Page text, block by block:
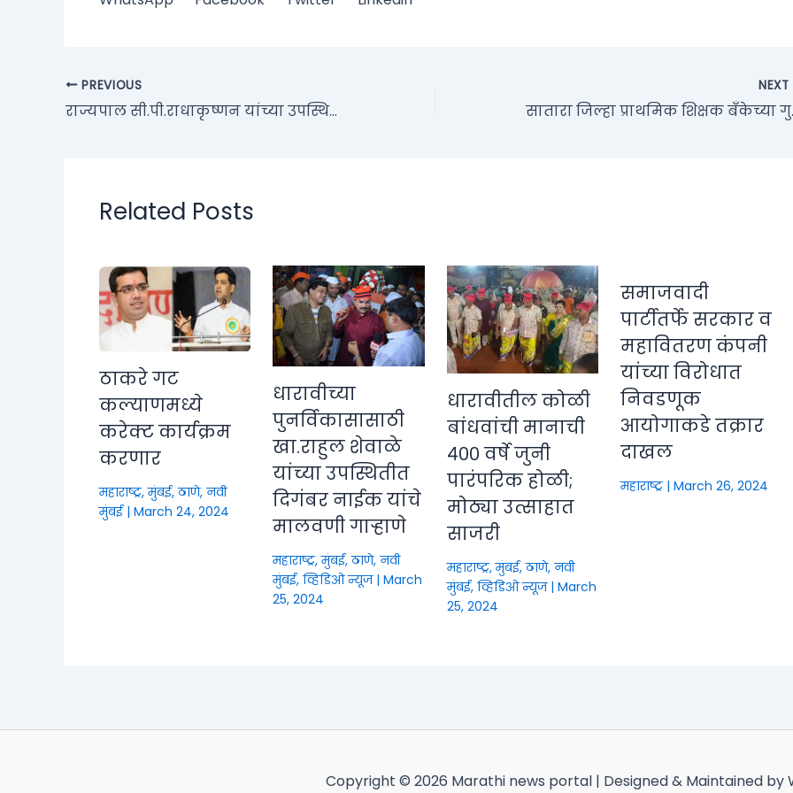
PREVIOUS
राज्यपाल सी.पी.राधाकृष्णन यांच्या उपस्थितीत प्रवरा आरोग्य अभिमत विद्यापीठाचा पदवीदान समारंभ संपन्न
NEXT
सातारा
Related Posts
ठाकरे गट
कल्याणमध्ये
करेक्ट कार्यक्रम
करणार
महाराष्ट्र,मुंबई, ठाणे, नवी
मुंबई| March 24, 2024
धारावीच्या
पुनर्विकासासाठी
खा.राहुल शेवाळे
यांच्या उपस्थितीत
दिगंबर नाईक यांचे
मालवणी गाऱ्हाणे
महाराष्ट्र,मुंबई, ठाणे, नवी
मुंबई,व्हिडिओ न्यूज|March
25, 2024
धारावीतील कोळी
बांधवांची मानाची
४०० वर्षे जुनी
पारंपरिक होळी;
मोठ्या उत्साहात
साजरी
महाराष्ट्र,मुंबई, ठाणे, नवी
मुंबई, व्हिडिओ न्यूज| March
25, 2024
समाजवादी
पार्टीतर्फे सरकार व
महावितरण कंपनी
यांच्या विरोधात
निवडणूक
आयोगाकडे तक्रार
दाखल
महाराष्ट्र| March 26, 2024
Copyright © 2026 Marathi news portal | Designed & Maintained by